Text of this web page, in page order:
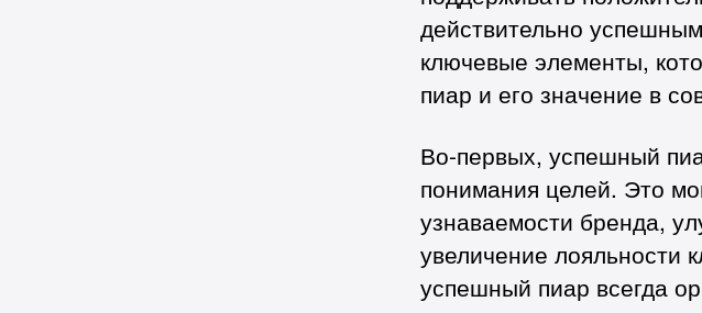
действительно
ключевые элементы,
пиар и его значение в
Во-первых, успешный
понимания целей. Это
узнаваемости бренда,
увеличение лояльности
успешный пиар всегда